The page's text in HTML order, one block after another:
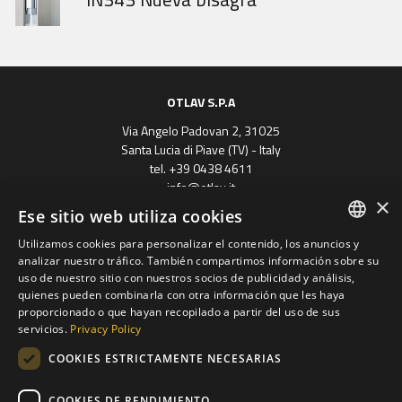
OTLAV S.P.A
Via Angelo Padovan 2, 31025
Santa Lucia di Piave (TV) - Italy
tel. +39 0438 4611
info@otlav.it
P.Iva 01171050261
Privacy |Company info
Regione Veneto
ENGLISH
SPANISH
FRENCH
×
Ese sitio web utiliza cookies
Utilizamos cookies para personalizar el contenido, los anuncios y
analizar nuestro tráfico. También compartimos información sobre su
uso de nuestro sitio con nuestros socios de publicidad y análisis,
quienes pueden combinarla con otra información que les haya
proporcionado o que hayan recopilado a partir del uso de sus
servicios. Privacy Policy
COOKIES ESTRICTAMENTE NECESARIAS